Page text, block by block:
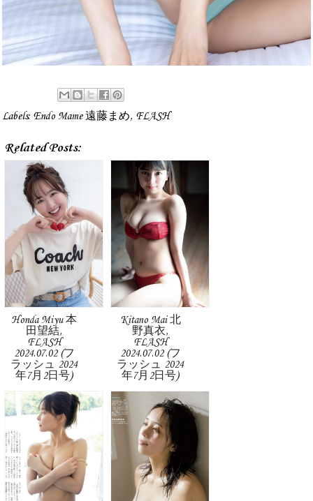
Labels: Endo Mame 遠藤まめ, FLASH
Related Posts:
Honda Miyu 本
田望結,
FLASH
2024.07.02 (フ
ラッシュ 2024
年7月2日号)
Kitano Mai 北
野真衣,
FLASH
2024.07.02 (フ
ラッシュ 2024
年7月2日号)